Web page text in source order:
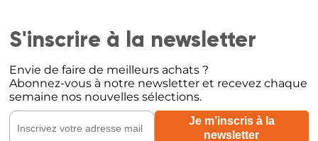
S'inscrire à la newsletter
Envie de faire de meilleurs achats ?
Abonnez-vous à notre newsletter et recevez chaque
semaine nos nouvelles sélections.